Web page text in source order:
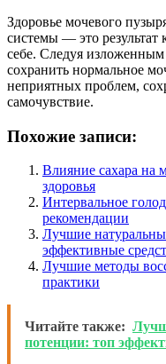
Здоровье мочевого
системы — это результат
себе. Следуя
сохранить нормальное
неприятных проблем,
самочувствие.
Похожие записи:
Влияние сахара на
здоровья
Интервальное
рекомендации
Лучшие
эффективные
Лучшие методы
практики
Читайте также:
потенции: топ